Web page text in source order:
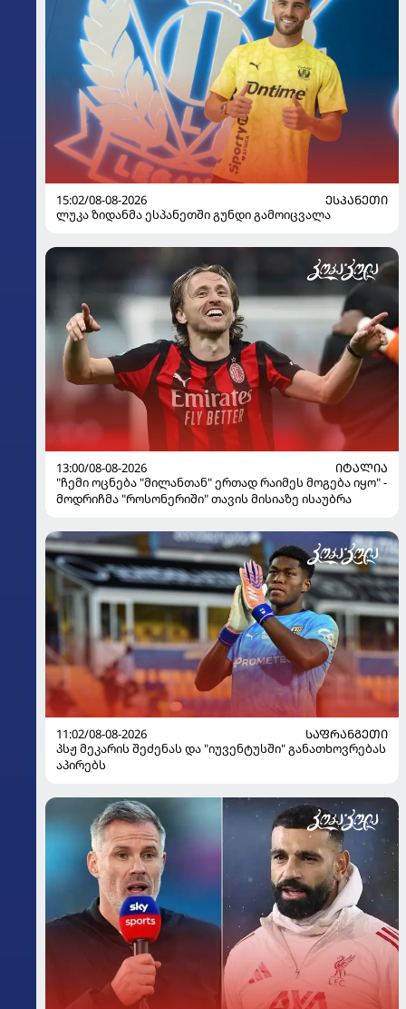
15:02/08-08-2026
ᲔᲡᲞᲐᲜᲔᲗᲘ
ლუკა ზიდანმა ესპანეთში გუნდი გამოიცვალა
13:00/08-08-2026
ᲘᲢᲐᲚᲘᲐ
"ჩემი ოცნება "მილანთან" ერთად რაიმეს მოგება იყო" -
მოდრიჩმა "როსონერიში" თავის მისიაზე ისაუბრა
11:02/08-08-2026
ᲡᲐᲤᲠᲐᲜᲒᲔᲗᲘ
პსჟ მეკარის შეძენას და "იუვენტუსში" განათხოვრებას
აპირებს